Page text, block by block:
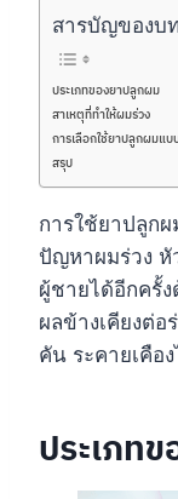
สารบัญของบ
ประเภทของยาปลูกผม
สาเหตุที่ทำให้ผมร่วง
การเลือกใช้ยาปลูกผมแบ
สรุป
การใช้ยาปลูก
ปัญหาผมร่วง
ผู้ชายได้อีกครั้
ผลข้างเคียงต่อ
คัน ระคายเคือ
ประเภท